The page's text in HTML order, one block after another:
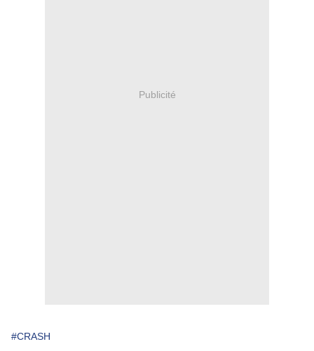
Publicité
#CRASH